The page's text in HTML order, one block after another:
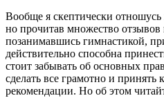
Вообще я скептически отношусь
но прочитав множество отзывов
позанимавшись гимнастикой,
действительно способна
стоит забывать об основных
сделать все грамотно и принять
рекомендации. Но об этом